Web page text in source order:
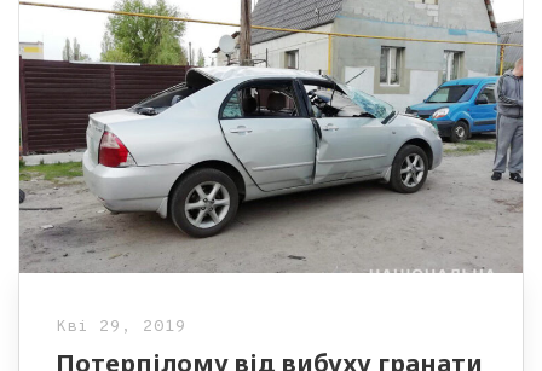
Кві 29, 2019
Потерпілому від вибуху гранати